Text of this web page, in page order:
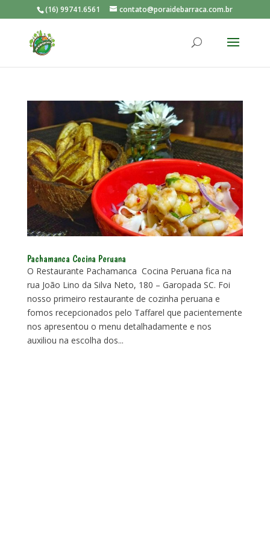
(16) 99741.6561 contato@poraidebarraca.com.br
Pachamanca Cocina Peruana
O Restaurante Pachamanca Cocina Peruana fica na
rua João Lino da Silva Neto, 180 – Garopada SC. Foi
nosso primeiro restaurante de cozinha peruana e
fomos recepcionados pelo Taffarel que pacientemente
nos apresentou o menu detalhadamente e nos
auxiliou na escolha dos...